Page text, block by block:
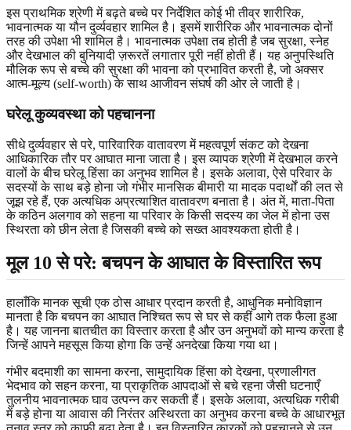
इस प्राथमिक श्रेणी में बढ़ते बच्चे पर निर्देशित कोई भी तीव्र शारीरिक,
भावनात्मक या यौन दुर्व्यवहार शामिल है। इसमें शारीरिक और भावनात्मक दोनों
तरह की उपेक्षा भी शामिल है। भावनात्मक उपेक्षा तब होती है जब सुरक्षा, स्नेह
और देखभाल की बुनियादी ज़रूरतें लगातार पूरी नहीं होती हैं। यह अनुपस्थिति
मौलिक रूप से बच्चे की सुरक्षा की भावना को प्रभावित करती है, जो अक्सर
आत्म-मूल्य (self-worth) के साथ आजीवन संघर्ष की ओर ले जाती है।
घरेलू कुव्यवस्था को पहचानना
सीधे दुर्व्यवहार से परे, पारिवारिक वातावरण में महत्वपूर्ण संकट को देखना
आधिकारिक तौर पर आघात माना जाता है। इस व्यापक श्रेणी में देखभाल करने
वालों के बीच घरेलू हिंसा का अनुभव शामिल है। इसके अलावा, ऐसे परिवार के
सदस्यों के साथ बड़े होना जो गंभीर मानसिक बीमारी या मादक पदार्थों की लत से
जूझ रहे हैं, एक अत्यधिक अप्रत्याशित वातावरण बनाता है। अंत में, माता-पिता
के कठिन अलगाव को सहना या परिवार के किसी सदस्य का जेल में होना उस
स्थिरता को छीन लेता है जिसकी बच्चे को सख्त आवश्यकता होती है।
मूल 10 से परे: बचपन के आघात के विस्तारित रूप
हालाँकि मानक सूची एक ठोस आधार प्रदान करती है, आधुनिक मनोविज्ञान
मानता है कि बचपन का आघात निश्चित रूप से घर से कहीं आगे तक फैला हुआ
है। यह जानना बातचीत का विस्तार करता है और उन अनुभवों को मान्य करता है
जिन्हें आपने महसूस किया होगा कि उन्हें अनदेखा किया गया था।
गंभीर बदमाशी का सामना करना, सामुदायिक हिंसा को देखना, प्रणालीगत
भेदभाव को सहन करना, या प्राकृतिक आपदाओं से बचे रहना जैसी घटनाएँ
तुलनीय भावनात्मक घाव उत्पन्न कर सकती हैं। इसके अलावा, अत्यधिक गरीबी
में बड़े होना या आवास की निरंतर अस्थिरता का अनुभव करना बच्चे के आधारभूत